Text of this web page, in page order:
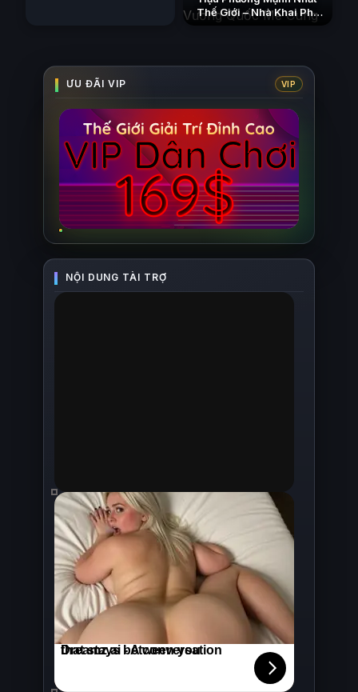
Thế Giới – Nhà Khai Phá
Tân Binh Của Vương Quốc